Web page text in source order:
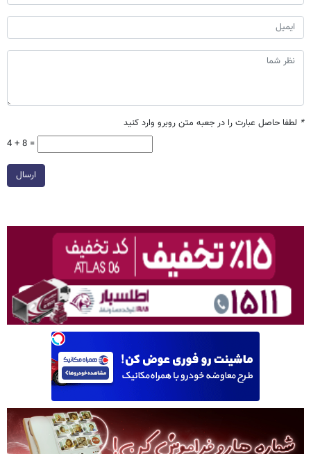
* لطفا حاصل عبارت را در جعبه متن روبرو وارد کنید
4 + 8 =
ارسال